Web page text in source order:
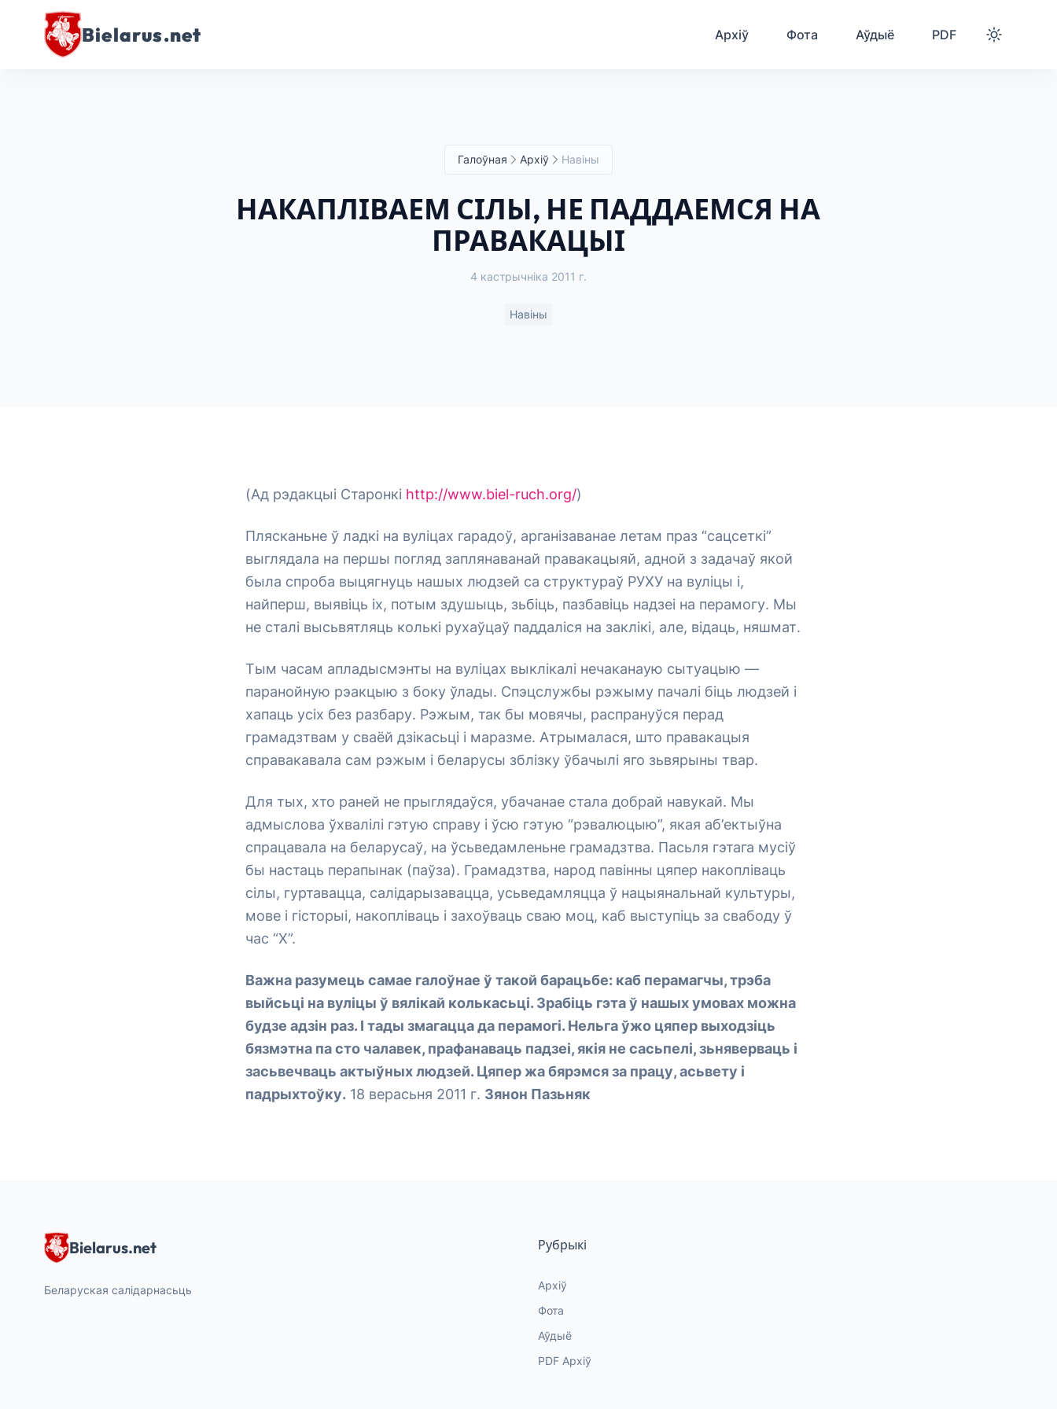
Bielarus.net Архіў Фота Аўдыё PDF
Галоўная Архіў Навіны
НАКАПЛІВАЕМ СІЛЫ, НЕ ПАДДАЕМСЯ НА
ПРАВАКАЦЫІ
4 кастрычніка 2011 г.
Навіны
(Ад рэдакцыі Старонкі http://www.biel-ruch.org/)
Плясканьне ў ладкі на вуліцах гарадоў, арганізаванае летам праз “сацсеткі”
выглядала на першы погляд заплянаванай правакацыяй, адной з задачаў якой
была спроба выцягнуць нашых людзей са структураў РУХУ на вуліцы і,
найперш, выявіць іх, потым здушыць, зьбіць, пазбавіць надзеі на перамогу. Мы
не сталі высьвятляць колькі рухаўцаў паддаліся на заклікі, але, відаць, няшмат.
Тым часам апладысмэнты на вуліцах выклікалі нечаканаую сытуацыю —
паранойную рэакцыю з боку ўлады. Спэцслужбы рэжыму пачалі біць людзей і
хапаць усіх без разбару. Рэжым, так бы мовячы, распрануўся перад
грамадзтвам у сваёй дзікасьці і маразме. Атрымалася, што правакацыя
справакавала сам рэжым і беларусы зблізку ўбачылі яго зьвярыны твар.
Для тых, хто раней не прыглядаўся, убачанае стала добрай навукай. Мы
адмыслова ўхвалілі гэтую справу і ўсю гэтую “рэвалюцыю”, якая аб’ектыўна
спрацавала на беларусаў, на ўсьведамленьне грамадзтва. Пасьля гэтага мусіў
бы настаць перапынак (паўза). Грамадзтва, народ павінны цяпер накопліваць
сілы, гуртавацца, салідарызавацца, усьведамляцца ў нацыянальнай культуры,
мове і гісторыі, накопліваць і захоўваць сваю моц, каб выступіць за свабоду ў
час “Х”.
Важна разумець самае галоўнае ў такой барацьбе: каб перамагчы, трэба
выйсьці на вуліцы ў вялікай колькасьці. Зрабіць гэта ў нашых умовах можна
будзе адзін раз. І тады змагацца да перамогі. Нельга ўжо цяпер выходзіць
бязмэтна па сто чалавек, прафанаваць падзеі, якія не сасьпелі, зьняверваць і
засьвечваць актыўных людзей. Цяпер жа бярэмся за працу, асьвету і
падрыхтоўку. 18 верасьня 2011 г. Зянон Пазьняк
Bielarus.net
Беларуская салідарнасьць
Рубрыкі
Архіў
Фота
Аўдыё
PDF Архіў